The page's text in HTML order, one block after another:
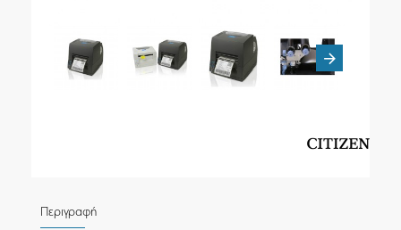
Περιγραφή